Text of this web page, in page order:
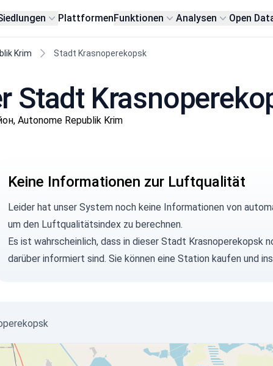
PlattformenFunktionen Analysen Open
Krim Stadt Krasnoperekopsk
Stadt
Autonome Republik Krim
Keine Informationen zur Luftqualität
Leider hat unser System noch keine Informationen von
um den Luftqualitätsindex zu berechnen.
Es ist wahrscheinlich, dass in dieser Stadt Krasnoperekopsk
darüber informiert sind. Sie können eine Station kaufen und